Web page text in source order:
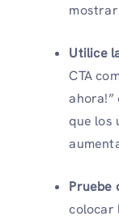
Utilice
CTA
ahora!”
que los
Pruebe
colocar